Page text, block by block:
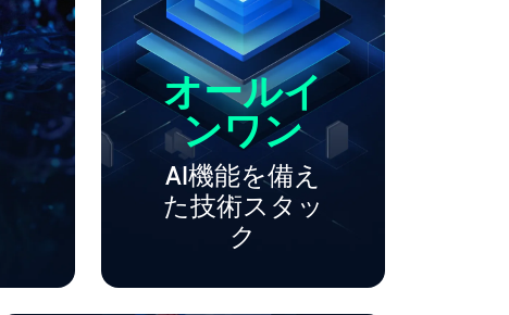
オールイ
ンワン
AI機能を備え
た技術スタッ
ク